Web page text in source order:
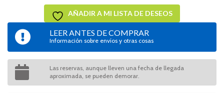
AÑADIR A MI LISTA DE DESEOS
LEER ANTES DE COMPRAR
Información sobre envíos y otras cosas
Las reservas, aunque lleven una fecha de llegada
aproximada, se pueden demorar.